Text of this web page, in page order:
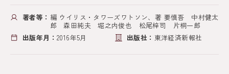
著者等： 編 ウイリス・タワーズワトソン、著 要慎吾 中村健太
郎 森田純夫 堀之内俊也 松尾梓司 片桐一郎
出版年月： 2016年5月 出版社： 東洋経済新報社